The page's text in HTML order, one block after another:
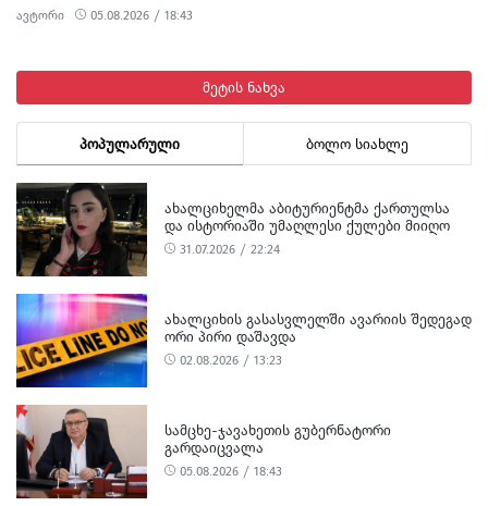
ავტორი 05.08.2026 / 18:43
მეტის ნახვა
პოპულარული ბოლო სიახლე
ᲐᲮᲐᲚᲪᲘᲮᲔᲚᲛᲐ ᲐᲑᲘᲢᲣᲠᲘᲔᲜᲢᲛᲐ ᲥᲐᲠᲗᲣᲚᲡᲐ
ᲓᲐ ᲘᲡᲢᲝᲠᲘᲐᲨᲘ ᲣᲛᲐᲦᲚᲔᲡᲘ ᲥᲣᲚᲔᲑᲘ ᲛᲘᲘᲦᲝ
31.07.2026 / 22:24
ᲐᲮᲐᲚᲪᲘᲮᲘᲡ ᲒᲐᲡᲐᲡᲕᲚᲔᲚᲨᲘ ᲐᲕᲐᲠᲘᲘᲡ ᲨᲔᲓᲔᲒᲐᲓ
ᲝᲠᲘ ᲞᲘᲠᲘ ᲓᲐᲨᲐᲕᲓᲐ
02.08.2026 / 13:23
ᲡᲐᲛᲪᲮᲔ-ᲯᲐᲕᲐᲮᲔᲗᲘᲡ ᲒᲣᲑᲔᲠᲜᲐᲢᲝᲠᲘ
ᲒᲐᲠᲓᲐᲘᲪᲕᲐᲚᲐ
05.08.2026 / 18:43